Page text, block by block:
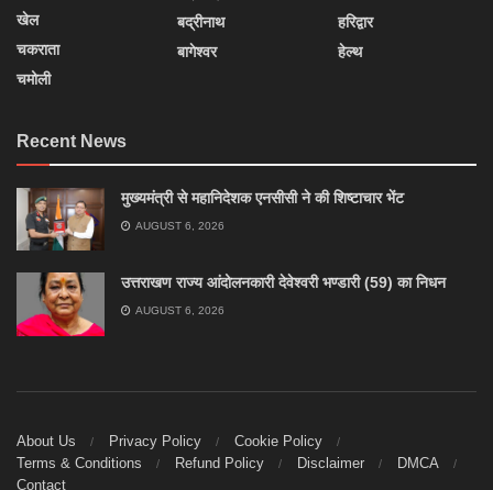
खेल
चकराता
चमोली
बद्रीनाथ
बागेश्वर
हरिद्वार
हेल्थ
Recent News
मुख्यमंत्री से महानिदेशक एनसीसी ने की शिष्टाचार भेंट
AUGUST 6, 2026
उत्तराखण राज्य आंदोलनकारी देवेश्वरी भण्डारी (59) का निधन
AUGUST 6, 2026
About Us Privacy Policy
Cookie Policy
Terms & Conditions
Refund Policy Disclaimer
DMCA
Contact